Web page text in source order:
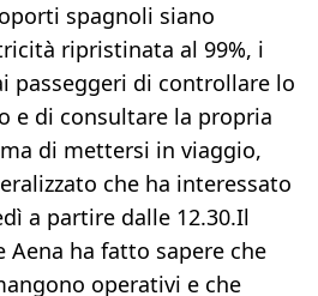
spagnoli siano
ripristinata al 99%, i
passeggeri di controllare lo
e di consultare la propria
di mettersi in viaggio,
che ha interessato
a partire dalle 12.30.Il
ha fatto sapere che
operativi e che